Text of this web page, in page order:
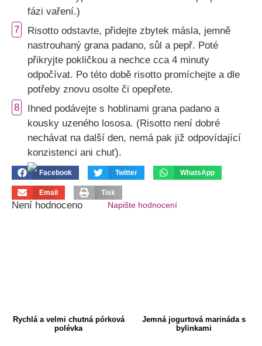
fázi vaření.)
7
Risotto odstavte, přidejte zbytek másla, jemně
nastrouhaný grana padano, sůl a pepř. Poté
přikryjte pokličkou a nechce cca 4 minuty
odpočívat. Po této době risotto promíchejte a dle
potřeby znovu osolte či opepřete.
8
Ihned podávejte s hoblinami grana padano a
kousky uzeného lososa. (Risotto není dobré
nechávat na další den, nemá pak již odpovídající
konzistenci ani chuť).
Facebook Twitter WhatsApp
Email Tisk
Není hodnoceno Napište hodnocení
Rychlá a velmi chutná pórková
polévka
Jemná jogurtová marináda s
bylinkami